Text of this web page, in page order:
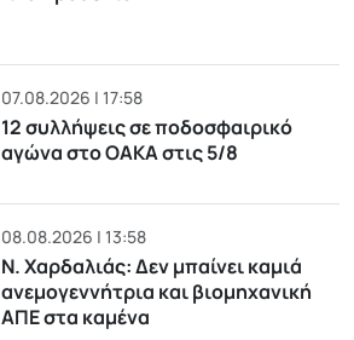
07.08.2026 | 17:58
12 συλλήψεις σε ποδοσφαιρικό
αγώνα στο ΟΑΚΑ στις 5/8
08.08.2026 | 13:58
Ν. Χαρδαλιάς: Δεν μπαίνει καμιά
ανεμογεννήτρια και βιομηχανική
ΑΠΕ στα καμένα